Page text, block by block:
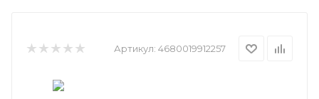
Артикул: 4680019912257